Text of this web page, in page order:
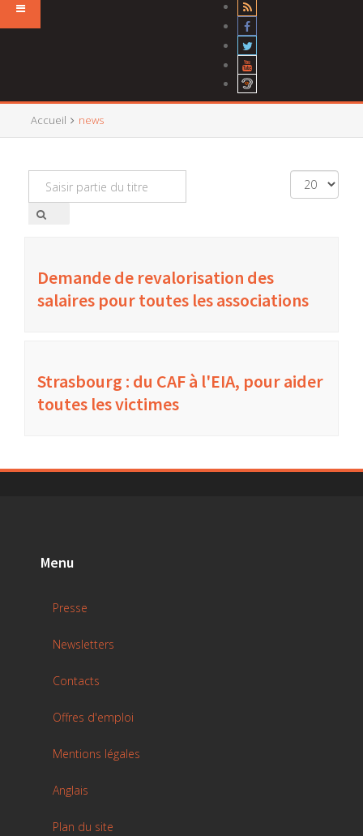
Accueil news
Saisir
partie
du
Affichage
#
Demande de revalorisation des
salaires pour toutes les associations
Strasbourg : du CAF à l'EIA, pour aider
toutes les victimes
Menu
Presse
Newsletters
Contacts
Offres d'emploi
Mentions légales
Anglais
Plan du site